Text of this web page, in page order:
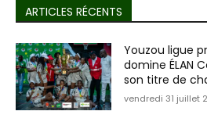
ARTICLES RÉCENTS
Youzou ligue
domine ÉLAN
son titre de
vendredi 31 juillet